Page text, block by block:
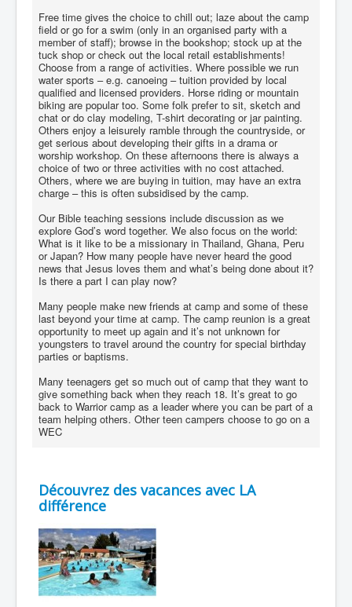
Free time gives the choice to chill out; laze about the camp
field or go for a swim (only in an organised party with a
member of staff); browse in the bookshop; stock up at the
tuck shop or check out the local retail establishments!
Choose from a range of activities. Where possible we run
water sports – e.g. canoeing – tuition provided by local
qualified and licensed providers. Horse riding or mountain
biking are popular too. Some folk prefer to sit, sketch and
chat or do clay modeling, T-shirt decorating or jar painting.
Others enjoy a leisurely ramble through the countryside, or
get serious about developing their gifts in a drama or
worship workshop. On these afternoons there is always a
choice of two or three activities with no cost attached.
Others, where we are buying in tuition, may have an extra
charge – this is often subsidised by the camp.
Our Bible teaching sessions include discussion as we
explore God’s word together. We also focus on the world:
What is it like to be a missionary in Thailand, Ghana, Peru
or Japan? How many people have never heard the good
news that Jesus loves them and what’s being done about it?
Is there a part I can play now?
Many people make new friends at camp and some of these
last beyond your time at camp. The camp reunion is a great
opportunity to meet up again and it’s not unknown for
youngsters to travel around the country for special birthday
parties or baptisms.
Many teenagers get so much out of camp that they want to
give something back when they reach 18. It’s great to go
back to Warrior camp as a leader where you can be part of a
team helping others. Other teen campers choose to go on a
WEC
Découvrez des vacances avec LA
différence